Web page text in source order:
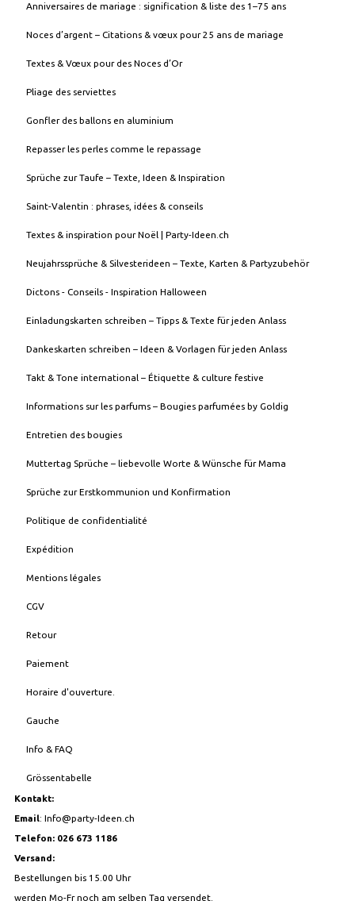
Anniversaires de mariage : signification & liste des 1–75 ans
Noces d’argent – Citations & vœux pour 25 ans de mariage
Textes & Vœux pour des Noces d’Or
Pliage des serviettes
Gonfler des ballons en aluminium
Repasser les perles comme le repassage
Sprüche zur Taufe – Texte, Ideen & Inspiration
Saint-Valentin : phrases, idées & conseils
Textes & inspiration pour Noël | Party-Ideen.ch
Neujahrssprüche & Silvesterideen – Texte, Karten & Partyzubehör
Dictons - Conseils - Inspiration Halloween
Einladungskarten schreiben – Tipps & Texte für jeden Anlass
Dankeskarten schreiben – Ideen & Vorlagen für jeden Anlass
Takt & Tone international – Étiquette & culture festive
Informations sur les parfums – Bougies parfumées by Goldig
Entretien des bougies
Muttertag Sprüche – liebevolle Worte & Wünsche für Mama
Sprüche zur Erstkommunion und Konfirmation
Politique de confidentialité
Expédition
Mentions légales
CGV
Retour
Paiement
Horaire d'ouverture.
Gauche
Info & FAQ
Grössentabelle
Kontakt:
Email: Info@party-Ideen.ch
Telefon: 026 673 1186
Versand:
Bestellungen bis 15.00 Uhr
werden Mo-Fr noch am selben Tag versendet.